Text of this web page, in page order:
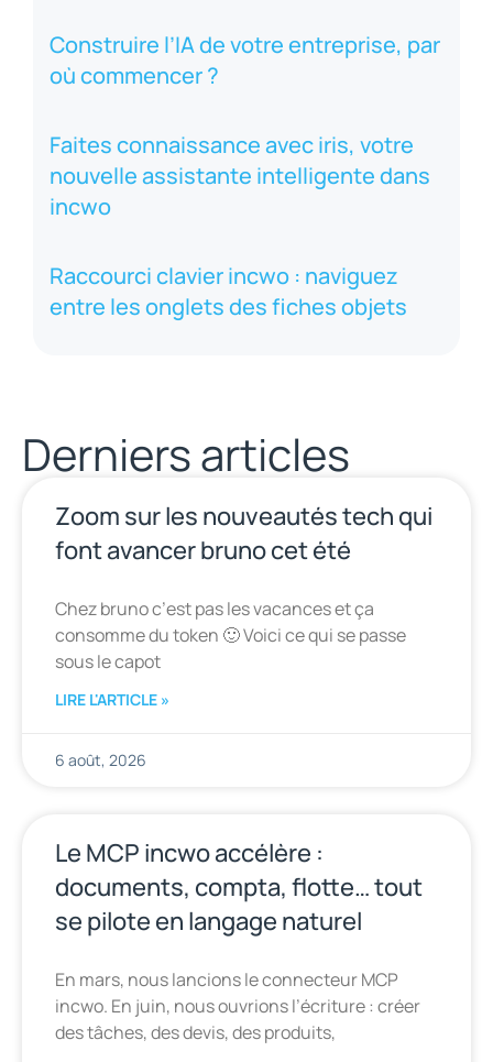
Construire l’IA de votre entreprise, par
où commencer ?
Faites connaissance avec iris, votre
nouvelle assistante intelligente dans
incwo
Raccourci clavier incwo : naviguez
entre les onglets des fiches objets
Derniers articles
Zoom sur les nouveautés tech qui
font avancer bruno cet été
Chez bruno c’est pas les vacances et ça
consomme du token 🙂 Voici ce qui se passe
sous le capot
LIRE L'ARTICLE »
6 août, 2026
Le MCP incwo accélère :
documents, compta, flotte… tout
se pilote en langage naturel
En mars, nous lancions le connecteur MCP
incwo. En juin, nous ouvrions l’écriture : créer
des tâches, des devis, des produits,